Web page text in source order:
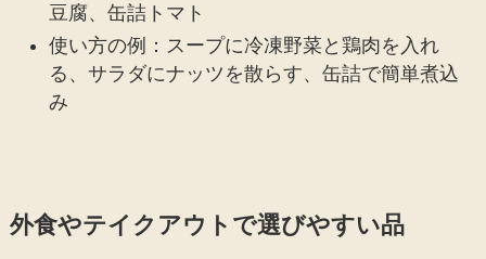
豆腐、缶詰トマト
使い方の例：スープに冷凍野菜と鶏肉を入れ
る、サラダにナッツを散らす、缶詰で簡単煮込
み
外食やテイクアウトで選びやすい品